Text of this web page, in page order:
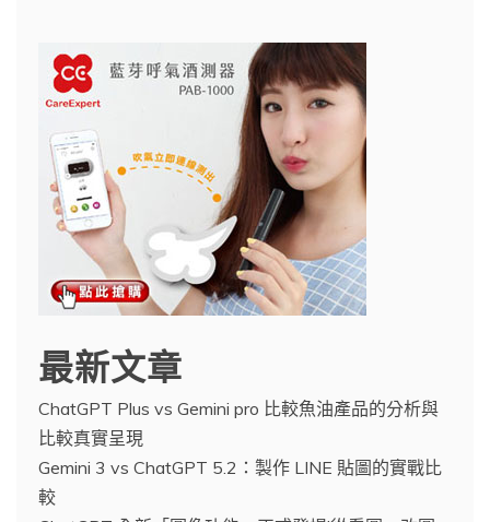
最新文章
ChatGPT Plus vs Gemini pro 比較魚油產品的分析與
比較真實呈現
Gemini 3 vs ChatGPT 5.2：製作 LINE 貼圖的實戰比
較